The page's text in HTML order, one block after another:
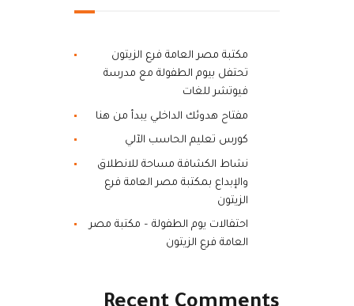
مكتبة مصر العامة فرع الزيتون
تحتفل بيوم الطفولة مع مدرسة
فيوتشر للغات
مفتاح هدوئك الداخلي يبدأ من هنا
كورس تعليم الحاسب الآلي
نشاط الكشافة مساحة للانطلاق
والإبداع بمكتبة مصر العامة فرع
الزيتون
احتفالات يوم الطفولة – مكتبة مصر
العامة فرع الزيتون